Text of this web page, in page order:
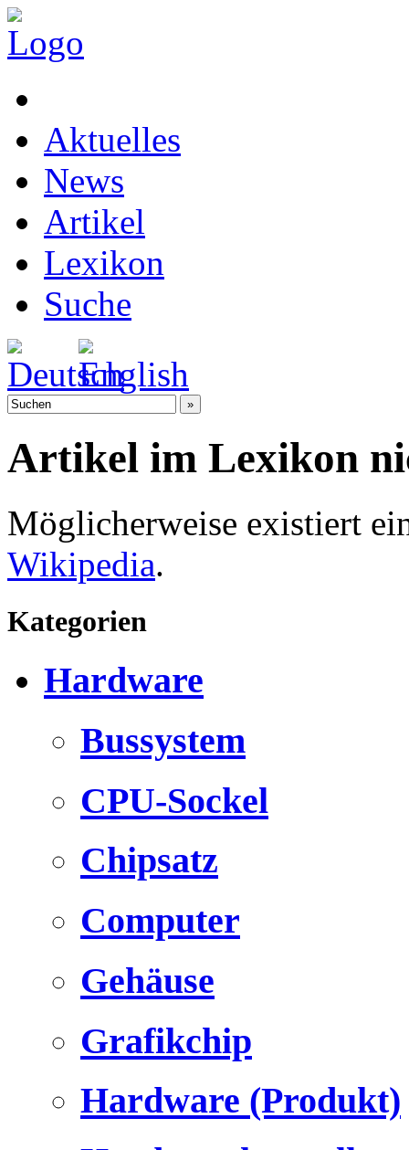
Aktuelles
News
Artikel
Lexikon
Suche
Artikel im Lexikon
Möglicherweise existiert
Wikipedia.
Kategorien
Hardware
Bussystem
CPU-Sockel
Chipsatz
Computer
Gehäuse
Grafikchip
Hardware (Produkt)